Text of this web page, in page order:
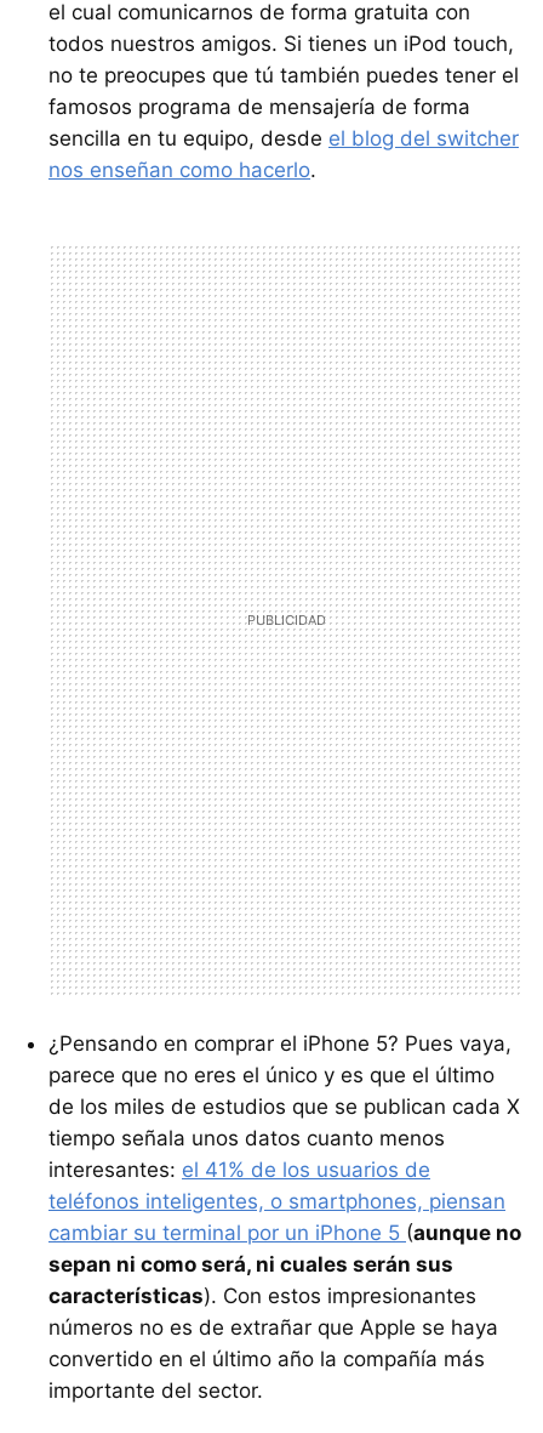
el cual comunicarnos de forma gratuita con
todos nuestros amigos. Si tienes un iPod touch,
no te preocupes que tú también puedes tener el
famosos programa de mensajería de forma
sencilla en tu equipo, desde el blog del switcher
nos enseñan como hacerlo.
¿Pensando en comprar el iPhone 5? Pues vaya,
parece que no eres el único y es que el último
de los miles de estudios que se publican cada X
tiempo señala unos datos cuanto menos
interesantes: el 41% de los usuarios de
teléfonos inteligentes, o smartphones, piensan
cambiar su terminal por un iPhone 5 (aunque no
sepan ni como será, ni cuales serán sus
características). Con estos impresionantes
números no es de extrañar que Apple se haya
convertido en el último año la compañía más
importante del sector.